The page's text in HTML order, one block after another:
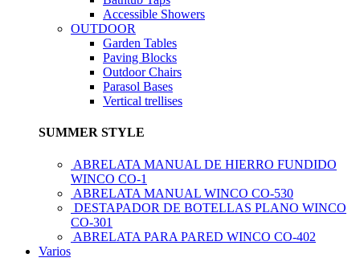
Accessible Showers
OUTDOOR
Garden Tables
Paving Blocks
Outdoor Chairs
Parasol Bases
Vertical trellises
SUMMER STYLE
ABRELATA MANUAL DE HIERRO FUNDIDO
WINCO CO-1
ABRELATA MANUAL WINCO CO-530
DESTAPADOR DE BOTELLAS PLANO WINCO
CO-301
ABRELATA PARA PARED WINCO CO-402
Varios